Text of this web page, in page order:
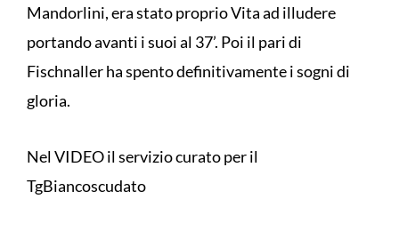
Mandorlini, era stato proprio Vita ad illudere
portando avanti i suoi al 37’. Poi il pari di
Fischnaller ha spento definitivamente i sogni di
gloria.
Nel VIDEO il servizio curato per il
TgBiancoscudato